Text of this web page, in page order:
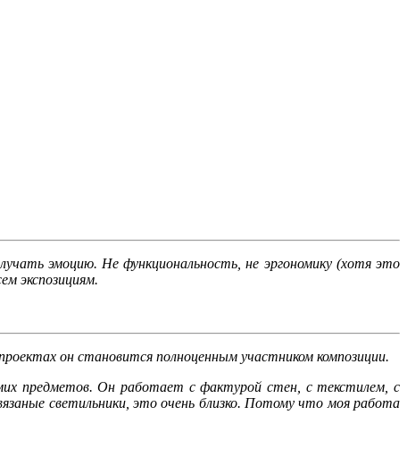
эмоцию. Не функциональность, не эргономику (хотя это
экспозициям.
он становится полноценным участником композиции.
предметов. Он работает с фактурой стен, с текстилем, с
светильники, это очень близко. Потому что моя работа